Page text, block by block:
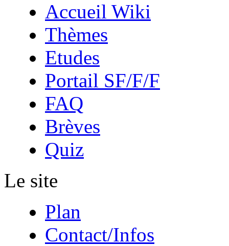
Accueil Wiki
Thèmes
Etudes
Portail SF/F/F
FAQ
Brèves
Quiz
Le site
Plan
Contact/Infos